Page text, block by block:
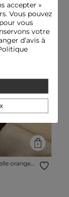
Next
orange
accepter»
Vous pouvez
vous
votre
d’avis à